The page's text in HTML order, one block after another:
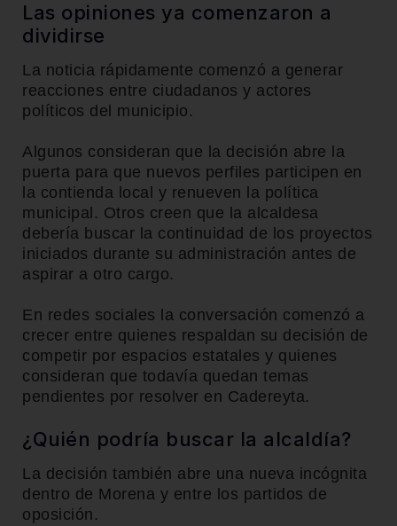
Las opiniones ya comenzaron a
dividirse
La noticia rápidamente comenzó a generar
reacciones entre ciudadanos y actores
políticos del municipio.
Algunos consideran que la decisión abre la
puerta para que nuevos perfiles participen en
la contienda local y renueven la política
municipal. Otros creen que la alcaldesa
debería buscar la continuidad de los proyectos
iniciados durante su administración antes de
aspirar a otro cargo.
En redes sociales la conversación comenzó a
crecer entre quienes respaldan su decisión de
competir por espacios estatales y quienes
consideran que todavía quedan temas
pendientes por resolver en Cadereyta.
¿Quién podría buscar la alcaldía?
La decisión también abre una nueva incógnita
dentro de Morena y entre los partidos de
oposición.